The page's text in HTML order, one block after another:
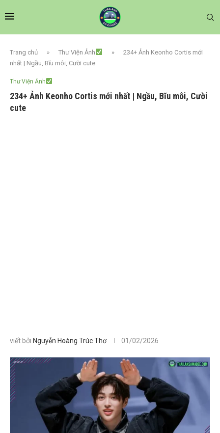
Trang chủ » Thư Viện Ảnh »
234+ Ảnh Keonho Cortis mới
nhất | Ngầu, Bĩu môi, Cười cute
Thư Viện Ảnh
234+ Ảnh Keonho Cortis mới nhất | Ngầu, Bĩu môi, Cười
cute
viết bởi Nguyễn Hoàng Trúc Thơ 01/02/2026